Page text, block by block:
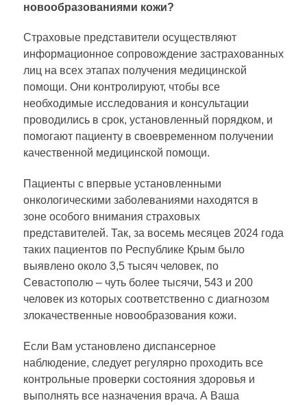
новообразованиями кожи?
Страховые представители осуществляют
информационное сопровождение застрахованных
лиц на всех этапах получения медицинской
помощи. Они контролируют, чтобы все
необходимые исследования и консультации
проводились в срок, установленный порядком, и
помогают пациенту в своевременном получении
качественной медицинской помощи.
Пациенты с впервые установленными
онкологическими заболеваниями находятся в
зоне особого внимания страховых
представителей. Так, за восемь месяцев 2024 года
таких пациентов по Республике Крым было
выявлено около 3,5 тысяч человек, по
Севастополю – чуть более тысячи, 543 и 200
человек из которых соответственно с диагнозом
злокачественные новообразования кожи.
Если Вам установлено диспансерное
наблюдение, следует регулярно проходить все
контрольные проверки состояния здоровья и
выполнять все назначения врача. А Ваша